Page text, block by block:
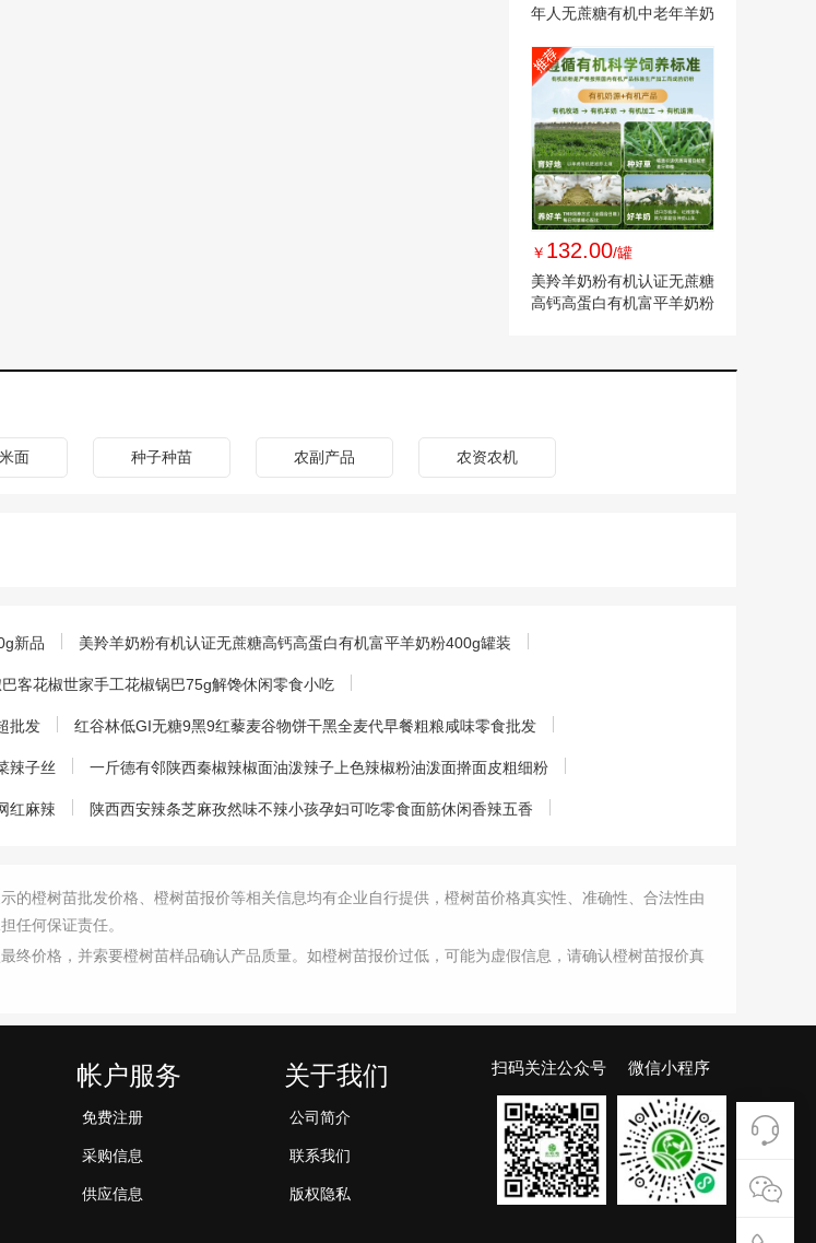
年人无蔗糖有机中老年羊奶
￥ 132.00/罐
美羚羊奶粉有机认证无蔗糖
高钙高蛋白有机富平羊奶粉
面 种子种苗 农副产品 农资农机
新品 美羚羊奶粉有机认证无蔗糖高钙高蛋白有机富平羊奶粉400g罐装
客花椒世家手工花椒锅巴75g解馋休闲零食小吃
批发 红谷林低GI无糖9黑9红藜麦谷物饼干黑全麦代早餐粗粮咸味零食批发
辣子丝 一斤德有邻陕西秦椒辣椒面油泼辣子上色辣椒粉油泼面擀面皮粗细粉
红麻辣 陕西西安辣条芝麻孜然味不辣小孩孕妇可吃零食面筋休闲香辣五香
的橙树苗批发价格、橙树苗报价等相关信息均有企业自行提供，橙树苗价格真实性、准确性、合法性由
任何保证责任。
终价格，并索要橙树苗样品确认产品质量。如橙树苗报价过低，可能为虚假信息，请确认橙树苗报价真
帐户服务
免费注册
采购信息
供应信息
关于我们
公司简介
联系我们
版权隐私
扫码关注公众号 微信小程序